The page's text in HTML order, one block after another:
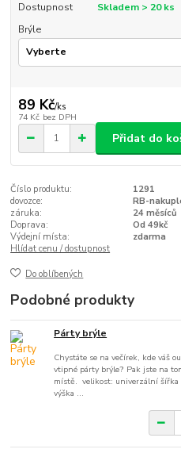
Dostupnost
Skladem > 20 ks
Brýle
89 Kč/ks
74 Kč bez DPH
Přidat do
Číslo produktu:
1291
dovozce:
RB-
záruka:
24 měsíců
Doprava:
Od 49kč
Výdejní místa:
zdarma
Hlídat cenu / dostupnost
Do oblíbených
Podobné produkty
Párty brýle
Chystáte se na večírek, kde váš
vtipné párty brýle? Pak jste na
místě. velikost: univerzální šířka
výška ...